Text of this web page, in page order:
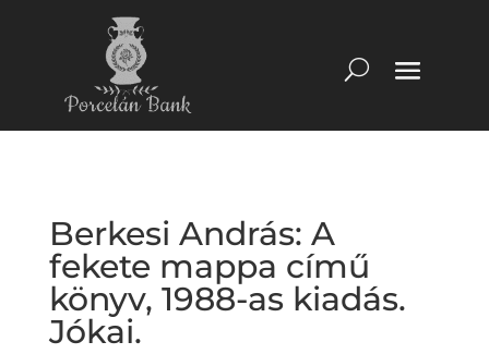
Berkesi András: A
fekete mappa című
könyv, 1988-as kiadás.
Jókai.